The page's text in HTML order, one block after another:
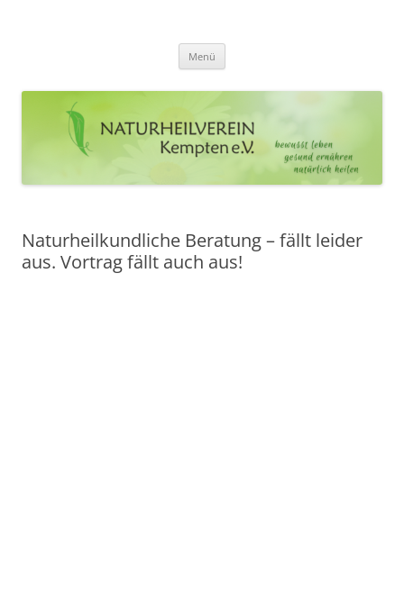
Menü
Naturheilkundliche Beratung – fällt leider
aus. Vortrag fällt auch aus!